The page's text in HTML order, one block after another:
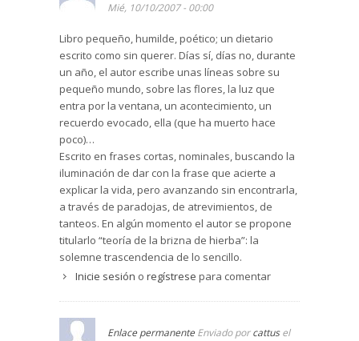
Mié, 10/10/2007 - 00:00
Libro pequeño, humilde, poético; un dietario
escrito como sin querer. Días sí, días no, durante
un año, el autor escribe unas líneas sobre su
pequeño mundo, sobre las flores, la luz que
entra por la ventana, un acontecimiento, un
recuerdo evocado, ella (que ha muerto hace
poco)…
Escrito en frases cortas, nominales, buscando la
iluminación de dar con la frase que acierte a
explicar la vida, pero avanzando sin encontrarla,
a través de paradojas, de atrevimientos, de
tanteos. En algún momento el autor se propone
titularlo “teoría de la brizna de hierba”: la
solemne trascendencia de lo sencillo.
Inicie sesión o regístrese para comentar
Enlace permanente Enviado porcattusel